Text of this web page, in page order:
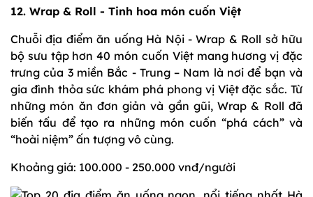
12. Wrap & Roll - Tinh hoa món cuốn Việt
Chuỗi địa điểm ăn uống Hà Nội - Wrap & Roll sở hữu
bộ sưu tập hơn 40 món cuốn Việt mang hương vị đặc
trưng của 3 miền Bắc - Trung – Nam là nơi để bạn và
gia đình thỏa sức khám phá phong vị Việt đặc sắc. Từ
những món ăn đơn giản và gần gũi, Wrap & Roll đã
biến tấu để tạo ra những món cuốn “phá cách” và
“hoài niệm” ấn tượng vô cùng.
Khoảng giá: 100.000 - 250.000 vnđ/người